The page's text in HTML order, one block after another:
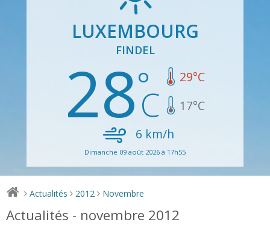
LUXEMBOURG
FINDEL
28 29°C
17°C
6 km/h
Dimanche 09 août 2026 à 17h55
> Actualités > 2012 > Novembre
Actualités - novembre 2012